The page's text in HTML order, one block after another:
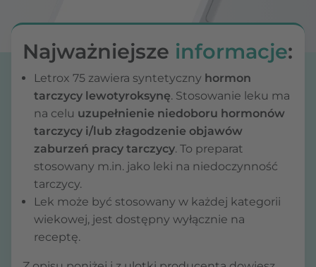
Najważniejsze informacje:
Letrox 75 zawiera syntetyczny hormon
tarczycy lewotyroksynę. Stosowanie leku ma
na celu uzupełnienie niedoboru hormonów
tarczycy i/lub złagodzenie objawów
zaburzeń pracy tarczycy. To preparat
stosowany m.in. jako leki na niedoczynność
tarczycy.
Lek może być stosowany w każdej kategorii
wiekowej, jest dostępny wyłącznie na
receptę.